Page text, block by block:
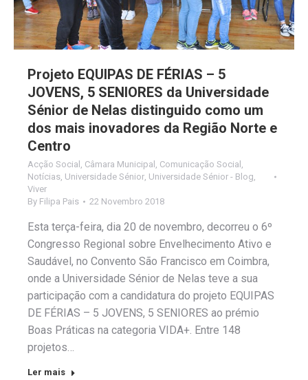
Projeto EQUIPAS DE FÉRIAS – 5
JOVENS, 5 SENIORES da Universidade
Sénior de Nelas distinguido como um
dos mais inovadores da Região Norte e
Centro
Acção Social Câmara Municipal Comunicação Social
Notícias Universidade Sénior Universidade Sénior - Blog
Viver
By Filipa Pais 22 Novembro 2018
Esta terça-feira, dia 20 de novembro, decorreu o 6º
Congresso Regional sobre Envelhecimento Ativo e
Saudável, no Convento São Francisco em Coimbra,
onde a Universidade Sénior de Nelas teve a sua
participação com a candidatura do projeto EQUIPAS
DE FÉRIAS – 5 JOVENS, 5 SENIORES ao prémio
Boas Práticas na categoria VIDA+. Entre 148
projetos…
Ler mais